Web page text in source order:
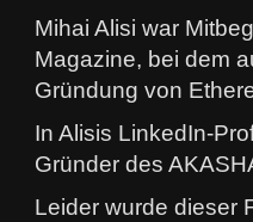
Mihai Alisi war
Magazine, bei dem
Gründung von
In Alisis LinkedIn-
Gründer des
Leider wurde dieser